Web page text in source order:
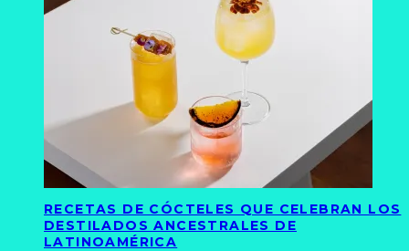
RECETAS DE CÓCTELES QUE CELEBRAN LOS
DESTILADOS ANCESTRALES DE
LATINOAMÉRICA